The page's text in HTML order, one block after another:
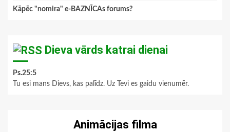
Kāpēc "nomira" e-BAZNĪCAs forums?
Dieva vārds katrai dienai
Ps.25:5
Tu esi mans Dievs, kas palīdz. Uz Tevi es gaidu vienumēr.
Animācijas filma